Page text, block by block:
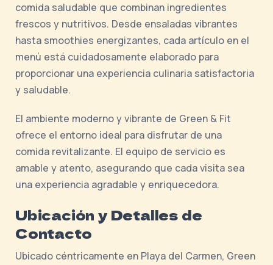
comida saludable que combinan ingredientes
frescos y nutritivos. Desde ensaladas vibrantes
hasta smoothies energizantes, cada artículo en el
menú está cuidadosamente elaborado para
proporcionar una experiencia culinaria satisfactoria
y saludable.
El ambiente moderno y vibrante de Green & Fit
ofrece el entorno ideal para disfrutar de una
comida revitalizante. El equipo de servicio es
amable y atento, asegurando que cada visita sea
una experiencia agradable y enriquecedora.
Ubicación y Detalles de
Contacto
Ubicado céntricamente en Playa del Carmen, Green